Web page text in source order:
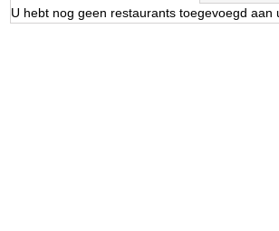
U hebt nog geen restaurants toegevoegd aan